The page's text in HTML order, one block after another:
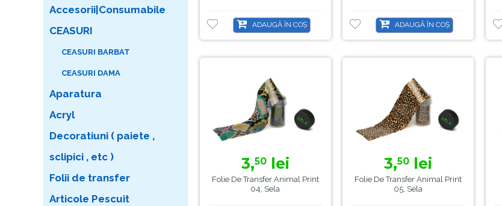
ADAUGĂ ÎN COȘ ADAUGĂ ÎN COȘ
3,50lei
Folie De Transfer Animal Print
04, Sela
3,50 lei
Folie De Transfer Animal Print
05, Sela
Accesorii|Consumabile
CEASURI
CEASURI BARBAT
CEASURI DAMA
Aparatura
Acryl
Decoratiuni ( paiete ,
sclipici , etc )
Folii de transfer
Articole Pescuit